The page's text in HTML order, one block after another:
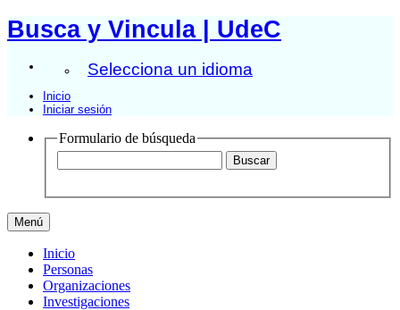
Busca y Vincula | UdeC
Selecciona un idioma
Inicio
Iniciar sesión
Formulario de búsqueda
Menú
Inicio
Personas
Organizaciones
Investigaciones